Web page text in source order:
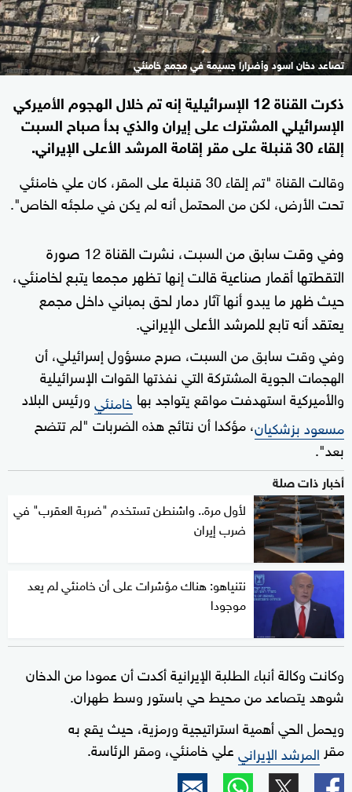
تصاعد دخان اسود وأضرارا جسيمة في مجمع خامنئي
ذكرت القناة 12 الإسرائيلية إنه تم خلال الهجوم الأميركي
الإسرائيلي المشترك على إيران والذي بدأ صباح السبت
إلقاء 30 قنبلة على مقر إقامة المرشد الأعلى الإيراني.
وقالت القناة "تم إلقاء 30 قنبلة على المقر، كان علي خامنئي
تحت الأرض، لكن من المحتمل أنه لم يكن في ملجئه الخاص".
وفي وقت سابق من السبت، نشرت القناة 12 صورة
التقطتها أقمار صناعية قالت إنها تظهر مجمعا يتبع لخامنئي،
حيث ظهر ما يبدو أنها آثار دمار لحق بمباني داخل مجمع
يعتقد أنه تابع للمرشد الأعلى الإيراني.
وفي وقت سابق من السبت، صرح مسؤول إسرائيلي، أن
الهجمات الجوية المشتركة التي نفذتها القوات الإسرائيلية
والأميركية استهدفت مواقع يتواجد بها خامنئيورئيس البلاد
مسعود بزشكيان، مؤكدا أن نتائج هذه الضربات "لم تتضح
بعد".
أخبار ذات صلة
لأول مرة.. واشنطن تستخدم "ضربة العقرب" في
ضرب إيران
نتنياهو: هناك مؤشرات على أن خامنئي لم يعد
موجودا
وكانت وكالة أنباء الطلبة الإيرانية أكدت أن عمودا من الدخان
شوهد يتصاعد من محيط حي باستور وسط طهران.
ويحمل الحي أهمية استراتيجية ورمزية، حيث يقع به
مقر المرشد الإيرانيعلي خامنئي، ومقر الرئاسة.